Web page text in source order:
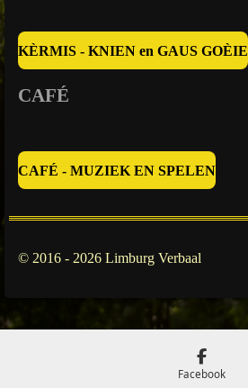
KÈRMIS - KNIEN en GAUS GOÈIE
CAFÉ
CAFÉ - MUZIEK EN SPELEN
© 2016 - 2026 Limburg Verbaal
Facebook